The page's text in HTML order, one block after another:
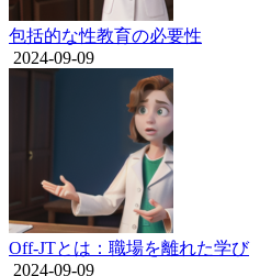
包括的な性教育の必要性
2024-09-09
Off-JTとは：職場を離れた学び
2024-09-09